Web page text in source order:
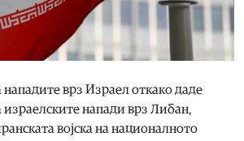
врз Израел откако даде
израелските напади врз Либан,
војска на националното